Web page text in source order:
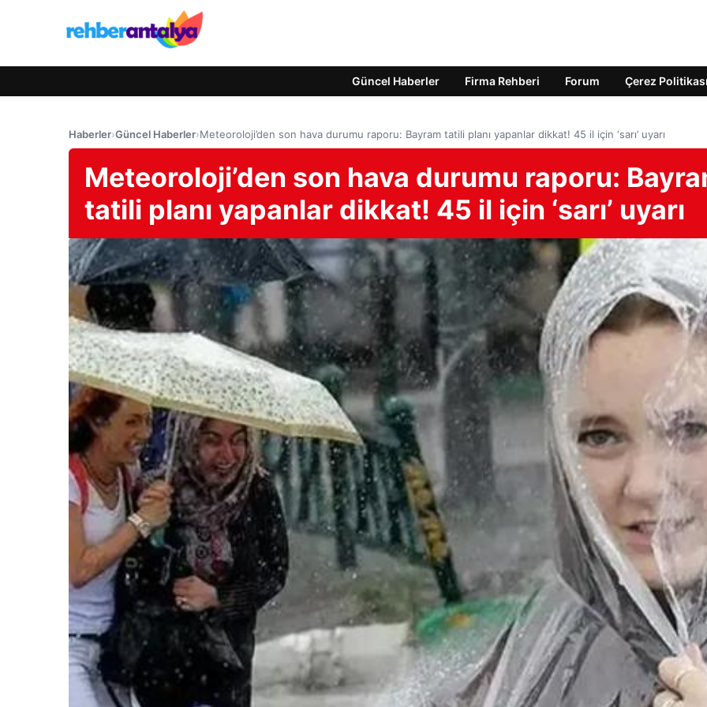
Güncel Haberler Firma Rehberi Forum Çerez Politikası
Haberler›Güncel Haberler›Meteoroloji’den son hava durumu raporu: Bayram tatili planı yapanlar dikkat! 45 il için ‘sarı’ uyarı
Meteoroloji’den son hava durumu raporu:
tatili planı yapanlar dikkat! 45 il için ‘sarı’ uyarı